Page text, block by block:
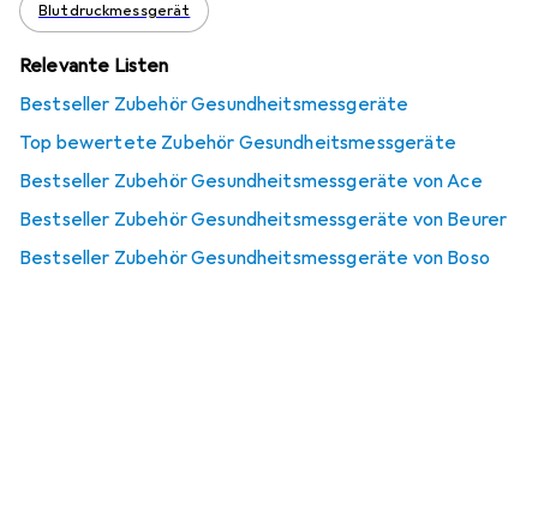
Blutdruckmessgerät
Relevante Listen
Bestseller Zubehör Gesundheitsmessgeräte
Top bewertete Zubehör Gesundheitsmessgeräte
Bestseller Zubehör Gesundheitsmessgeräte von Ace
Bestseller Zubehör Gesundheitsmessgeräte von Beurer
Bestseller Zubehör Gesundheitsmessgeräte von Boso